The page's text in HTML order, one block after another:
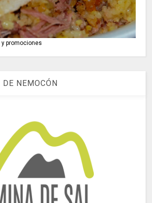
promociones
NEMOCÓN